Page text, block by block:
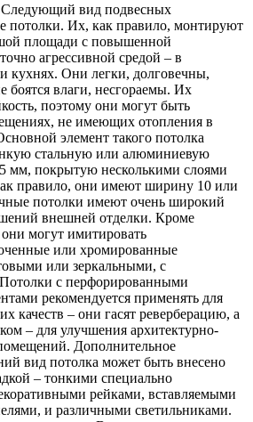
Следующий вид подвесных
потолки. Их, как правило, монтируют
площади с повышенной
агрессивной средой – в
кухнях. Они легки, долговечны,
боятся влаги, несгораемы. Их
поэтому они могут быть
не имеющих отопления в
элемент такого потолка
стальную или алюминиевую
мм, покрытую несколькими слоями
правило, они имеют ширину 10 или
потолки имеют очень широкий
внешней отделки. Кроме
могут имитировать
или хромированные
или зеркальными, с
с перфорированными
рекомендуется применять для
качеств – они гасят реверберацию, а
– для улучшения архитектурно-
Дополнительное
вид потолка может быть внесено
– тонкими специально
рейками, вставляемыми
и различными светильниками.